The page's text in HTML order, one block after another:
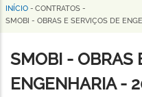
Horizonte
Trilha
navegação
INÍCIO - CONTRATOS -
SMOBI - OBRAS E SERVIÇOS DE
SMOBI - OBRAS
ENGENHARIA -